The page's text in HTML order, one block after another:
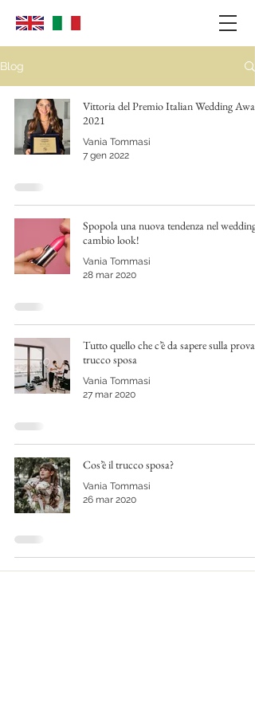
Blog
Vittoria del Premio Italian Wedding
2021
Vania Tommasi
7 gen 2022
Spopola una nuova tendenza nel wedding:
cambio look!
Vania Tommasi
28 mar 2020
Tutto quello che c’è da sapere sulla prova
trucco sposa
Vania Tommasi
27 mar 2020
Cos’è il trucco sposa?
Vania Tommasi
26 mar 2020